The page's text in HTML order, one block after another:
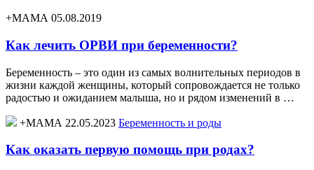
+МАМА 05.08.2019
Как лечить ОРВИ при беременности?
Беременность – это один из самых волнительных периодов в
жизни каждой женщины, который сопровождается не только
радостью и ожиданием малыша, но и рядом изменений в …
+МАМА 22.05.2023 Беременность и роды
Как оказать первую помощь при родах?